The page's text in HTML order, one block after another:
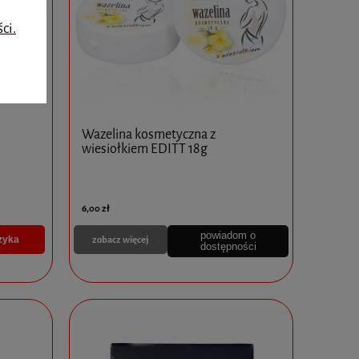
do koszyka
Wazelina kosmetyczna z
wiesiołkiem EDITT 18g
6,00 zł
powiadom o
dostępności
zobacz więcej